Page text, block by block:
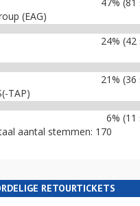
47%
(EAG)
24%
21%
TAP)
6%
aantal stemmen: 170
RETOURTICKETS